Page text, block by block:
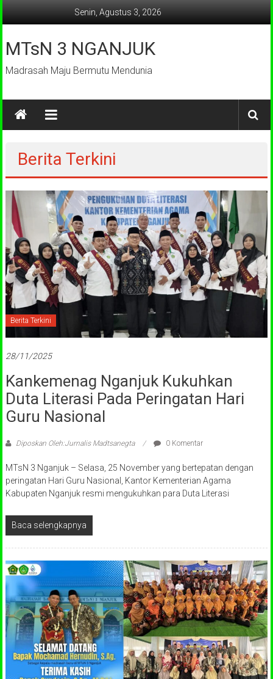
Senin, Agustus 3, 2026
MTsN 3 NGANJUK
Madrasah Maju Bermutu Mendunia
Berita Terkini
Berita Terkini
28/11/2025
Kankemenag Nganjuk Kukuhkan
Duta Literasi Pada Peringatan Hari
Guru Nasional
Diposkan Oleh:Jurnalis Madtsanegta 0 Komentar
MTsN 3 Nganjuk – Selasa, 25 November yang bertepatan dengan
peringatan Hari Guru Nasional, Kantor Kementerian Agama
Kabupaten Nganjuk resmi mengukuhkan para Duta Literasi
Baca selengkapnya